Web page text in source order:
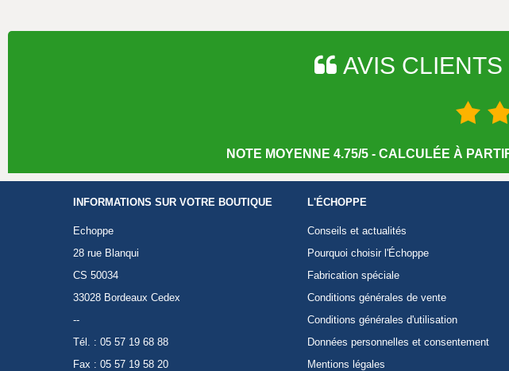
AVIS CLIENTS
NOTE MOYENNE 4.75/5 - CALCULÉE À
INFORMATIONS SUR VOTRE BOUTIQUE
Echoppe
28 rue Blanqui
CS 50034
33028 Bordeaux Cedex
--
Tél. : 05 57 19 68 88
Fax : 05 57 19 58 20
L'ÉCHOPPE
Conseils et actualités
Pourquoi choisir l'Échoppe
Fabrication spéciale
Conditions générales de vente
Conditions générales d'utilisation
Données personnelles et consentement
Mentions légales